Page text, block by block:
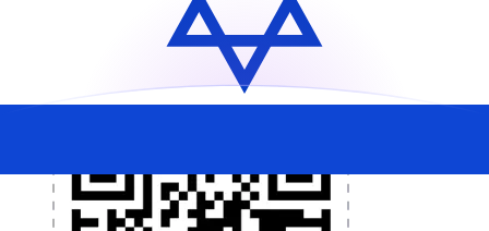
l'argent à l'étranger sans frais cachés. Téléchargez
l'application dès aujourd'hui !